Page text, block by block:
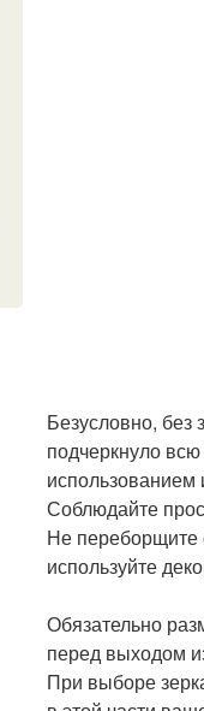
Безусловно, без
подчеркнуло
использованием
Соблюдайте
Не переборщите
используйте
Обязательно
перед выходом
При выборе